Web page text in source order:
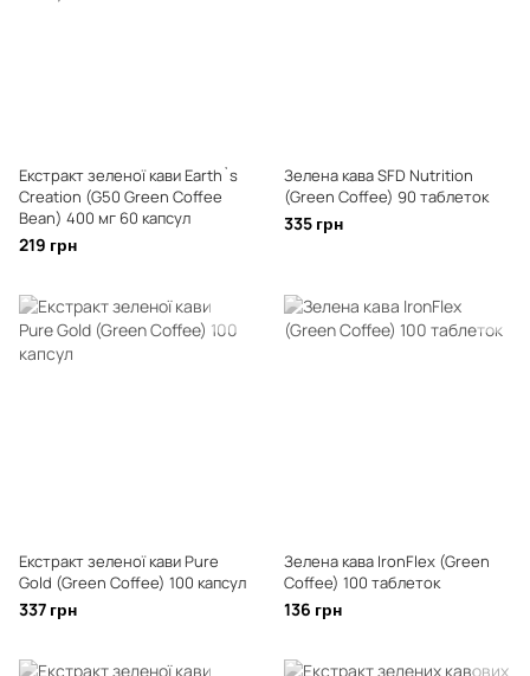
Екстракт зеленої кави Earth`s
Creation (G50 Green Coffee
Bean) 400 мг 60 капсул
219 грн
Зелена кава SFD Nutrition
(Green Coffee) 90 таблеток
335 грн
Екстракт зеленої кави Pure
Gold (Green Coffee) 100 капсул
337 грн
Зелена кава IronFlex (Green
Coffee) 100 таблеток
136 грн